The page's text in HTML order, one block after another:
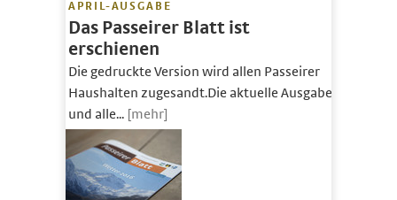
APRIL-AUSGABE
Das Passeirer Blatt ist
erschienen
Die gedruckte Version wird allen Passeirer
Haushalten zugesandt.Die aktuelle Ausgabe
und alle... [mehr]